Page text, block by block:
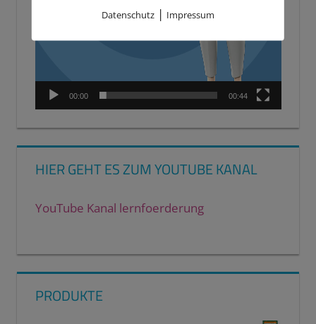
00:00 00:44
HIER GEHT ES ZUM YOUTUBE KANAL
YouTube Kanal lernfoerderung
PRODUKTE
Datenschutz| Impressum